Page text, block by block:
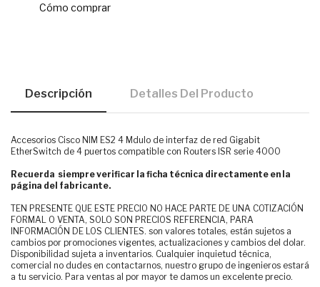
Cómo comprar
Descripción Detalles Del Producto
Accesorios Cisco NIM ES2 4 Mdulo de interfaz de red Gigabit
EtherSwitch de 4 puertos compatible con Routers ISR serie 4000
Recuerda siempre verificar la ficha técnica directamente en la
página del fabricante.
TEN PRESENTE QUE ESTE PRECIO NO HACE PARTE DE UNA COTIZACIÓN
FORMAL O VENTA, SOLO SON PRECIOS REFERENCIA, PARA
INFORMACIÓN DE LOS CLIENTES. son valores totales, están sujetos a
cambios por promociones vigentes, actualizaciones y cambios del dolar.
Disponibilidad sujeta a inventarios. Cualquier inquietud técnica,
comercial no dudes en contactarnos, nuestro grupo de ingenieros estará
a tu servicio. Para ventas al por mayor te damos un excelente precio.